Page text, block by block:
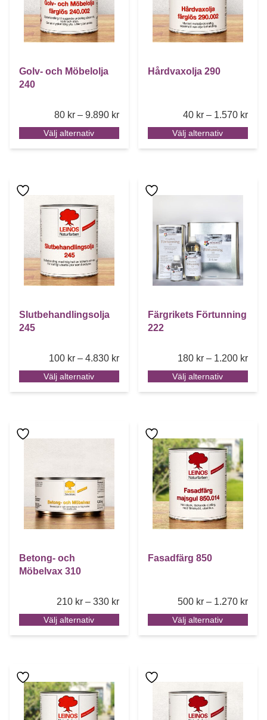
Golv- och Möbelolja
240
80 kr – 9.890 krPrice range: 80 kr through 9.890 kr
Välj alternativ
Hårdvaxolja 290
40 kr – 1.570 kr
Välj alternativ
Slutbehandlingsolja
245
100 kr – 4.830 krPrice range: 100 kr through 4.830
Välj alternativ
Den här produkten har flera varianter. De olika
Färgrikets Förtunning
222
180 kr – 1.200 kr
Välj alternativ
Den här produkten har
Betong- och
Möbelvax 310
210 kr – 330 krPrice range: 210 kr through 330 kr
Välj alternativ
Den här produkten har flera varianter. De olika
Fasadfärg 850
500 kr – 1.270 kr
Välj alternativ
Den här produkten har
Den här produkten har flera varianter. De olika
Den här produkten har